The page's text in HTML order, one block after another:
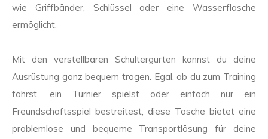
wie Griffbänder, Schlüssel oder eine Wasserflasche
ermöglicht.
Mit den verstellbaren Schultergurten kannst du deine
Ausrüstung ganz bequem tragen. Egal, ob du zum Training
fährst, ein Turnier spielst oder einfach nur ein
Freundschaftsspiel bestreitest, diese Tasche bietet eine
problemlose und bequeme Transportlösung für deine